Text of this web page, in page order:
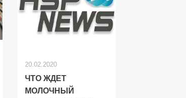
20.02.2020
ЧТО ЖДЕТ
МОЛОЧНЫЙ